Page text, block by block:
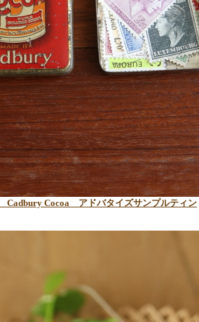
Cocoa アドバタイズサンプルティン